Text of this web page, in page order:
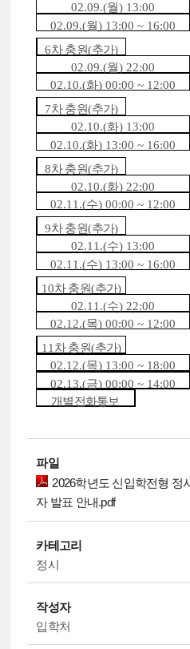
02.09.(월) 13:00
02.09.(월) 13:00 ~ 16:00
6차 충원(추가)
02.09.(월) 22:00
02.10.(화) 00:00 ~ 12:00
7차 충원(추가)
02.10.(화) 13:00
02.10.(화) 13:00 ~ 16:00
8차 충원(추가)
02.10.(화) 22:00
02.11.(수) 00:00 ~ 12:00
9차 충원(추가)
02.11.(수) 13:00
02.11.(수) 13:00 ~ 16:00
10차 충원(추가)
02.11.(수) 22:00
02.12.(목) 00:00 ~ 12:00
11차 충원(추가)
02.12.(목) 13:00 ~ 18:00
02.13.(금) 00:00 ~ 14:00
개별전화통보
파일
2026학년도 신입학전형 정
자 발표 안내.pdf
카테고리
정시
작성자
입학처